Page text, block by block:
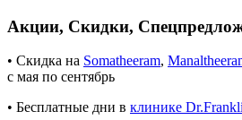
Акции, Скидки,
• Скидка на Somatheeram,
с мая по сентябрь
• Бесплатные дни в клинике